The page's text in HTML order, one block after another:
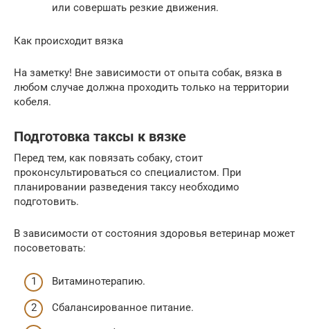
или совершать резкие движения.
Как происходит вязка
На заметку! Вне зависимости от опыта собак, вязка в
любом случае должна проходить только на территории
кобеля.
Подготовка таксы к вязке
Перед тем, как повязать собаку, стоит
проконсультироваться со специалистом. При
планировании разведения таксу необходимо
подготовить.
В зависимости от состояния здоровья ветеринар может
посоветовать:
Витаминотерапию.
Сбалансированное питание.